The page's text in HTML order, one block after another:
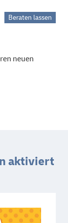
Beraten lassen
neuen
aktiviert